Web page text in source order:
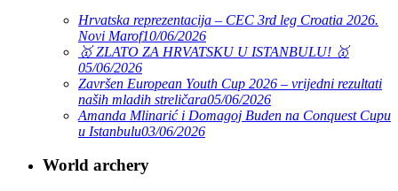
Hrvatska reprezentacija – CEC 3rd leg Croatia 2026.
Novi Marof10/06/2026
🥇 ZLATO ZA HRVATSKU U ISTANBULU! 🥇
05/06/2026
Završen European Youth Cup 2026 – vrijedni rezultati
naših mladih streličara05/06/2026
Amanda Mlinarić i Domagoj Buden na Conquest Cupu
u Istanbulu03/06/2026
World archery